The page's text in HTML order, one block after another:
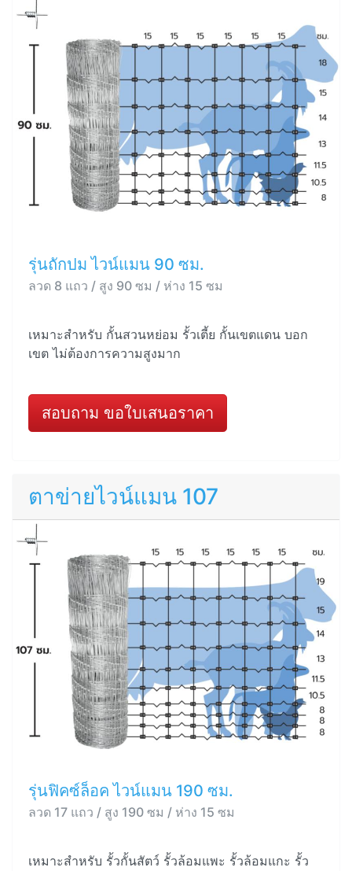
รุ่นถักปม ไวน์แมน 90 ซม.
ลวด 8 แถว / สูง 90 ซม / ห่าง 15 ซม
เหมาะสำหรับ กั้นสวนหย่อม รั้วเตี้ย กั้นเขตแดน บอก
เขต ไม่ต้องการความสูงมาก
สอบถาม ขอใบเสนอราคา
ตาข่ายไวน์แมน 107
รุ่นฟิคซ์ล็อค ไวน์แมน 190 ซม.
ลวด 17 แถว / สูง 190 ซม / ห่าง 15 ซม
เหมาะสำหรับ รั้วกั้นสัตว์ รั้วล้อมแพะ รั้วล้อมแกะ รั้ว